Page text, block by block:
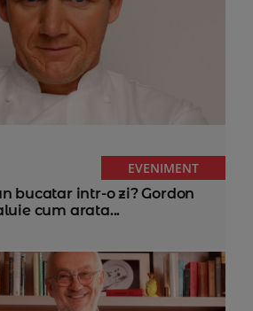
EVENIMENT
bucatar intr-o zi? Gordon
cum arata...